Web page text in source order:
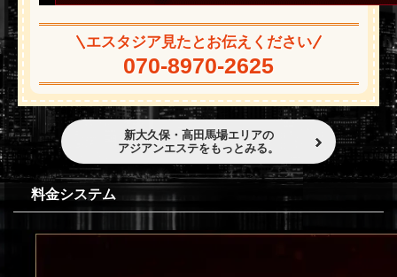
エスタジア見たとお伝えください
070-8970-2625
新大久保・高田馬場エリアの
アジアンエステをもっとみる。
料金システム